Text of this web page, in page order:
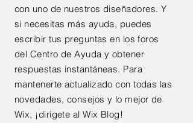
con uno de nuestros diseñadores. Y
si necesitas más ayuda, puedes
escribir tus preguntas en los foros
del Centro de Ayuda y obtener
respuestas instantáneas. Para
mantenerte actualizado con todas las
novedades, consejos y lo mejor de
Wix, ¡dirígete al Wix Blog!